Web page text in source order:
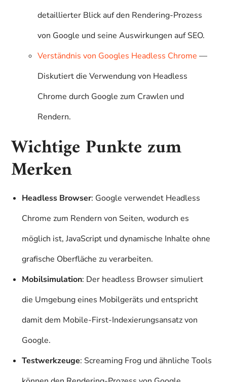
detaillierter Blick auf den Rendering-Prozess
von Google und seine Auswirkungen auf SEO.
Verständnis von Googles Headless Chrome —
Diskutiert die Verwendung von Headless
Chrome durch Google zum Crawlen und
Rendern.
Wichtige Punkte zum
Merken
Headless Browser: Google verwendet Headless
Chrome zum Rendern von Seiten, wodurch es
möglich ist, JavaScript und dynamische Inhalte ohne
grafische Oberfläche zu verarbeiten.
Mobilsimulation: Der headless Browser simuliert
die Umgebung eines Mobilgeräts und entspricht
damit dem Mobile-First-Indexierungsansatz von
Google.
Testwerkzeuge: Screaming Frog und ähnliche Tools